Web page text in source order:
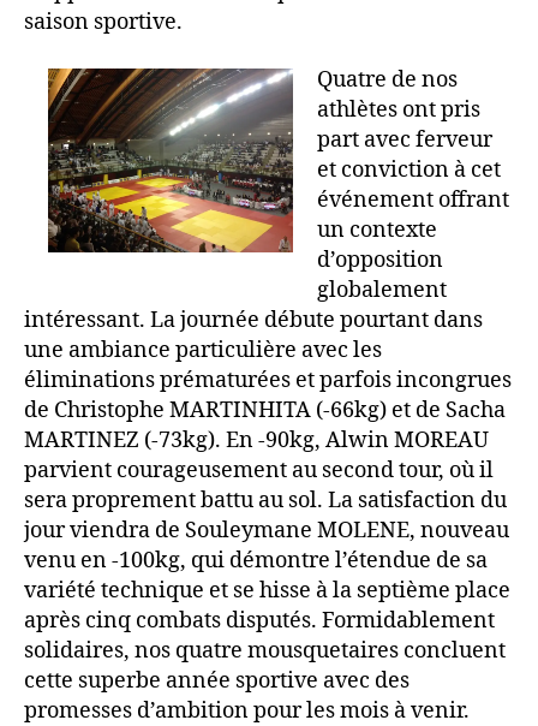
saison sportive.
Quatre de nos
athlètes ont pris
part avec ferveur
et conviction à cet
événement offrant
un contexte
d’opposition
globalement
intéressant. La journée débute pourtant dans
une ambiance particulière avec les
éliminations prématurées et parfois incongrues
de Christophe MARTINHITA (-66kg) et de Sacha
MARTINEZ (-73kg). En -90kg, Alwin MOREAU
parvient courageusement au second tour, où il
sera proprement battu au sol. La satisfaction du
jour viendra de Souleymane MOLENE, nouveau
venu en -100kg, qui démontre l’étendue de sa
variété technique et se hisse à la septième place
après cinq combats disputés. Formidablement
solidaires, nos quatre mousquetaires concluent
cette superbe année sportive avec des
promesses d’ambition pour les mois à venir.